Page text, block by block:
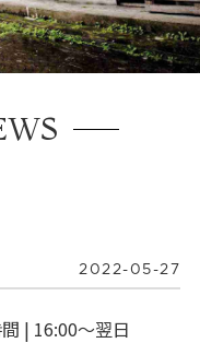
2022-05-27
| 16:00～翌日